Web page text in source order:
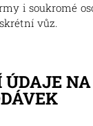
i soukromé
vůz.